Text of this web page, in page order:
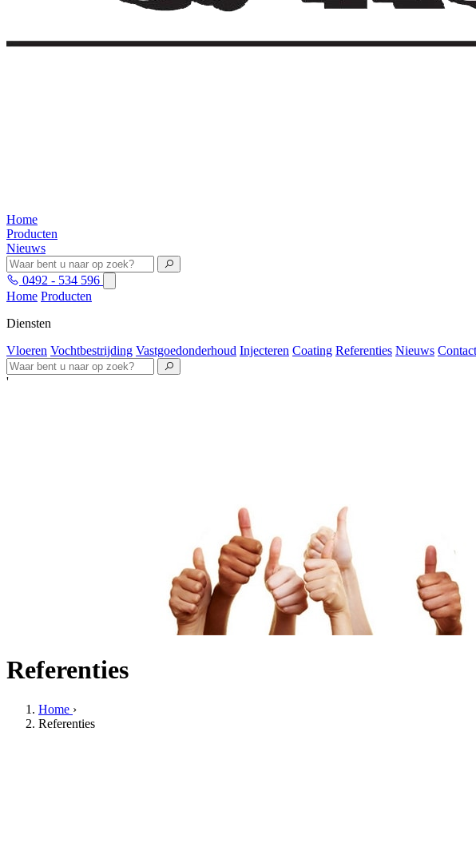
Home
Producten
Nieuws
0492 - 534 596
Home Producten
Diensten
Vloeren Vochtbestrijding Vastgoedonderhoud Injecteren Coating Referenties Nieuws Contact
'
Referenties
Home ›
Referenties